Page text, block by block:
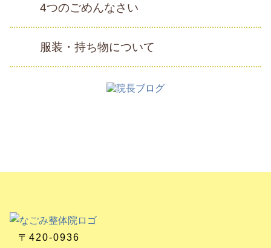
4つのごめんなさい
服装・持ち物について
〒420-0936